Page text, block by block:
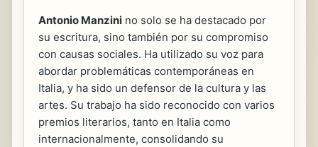
Antonio Manzini no solo se ha destacado por
su escritura, sino también por su compromiso
con causas sociales. Ha utilizado su voz para
abordar problemáticas contemporáneas en
Italia, y ha sido un defensor de la cultura y las
artes. Su trabajo ha sido reconocido con varios
premios literarios, tanto en Italia como
internacionalmente, consolidando su